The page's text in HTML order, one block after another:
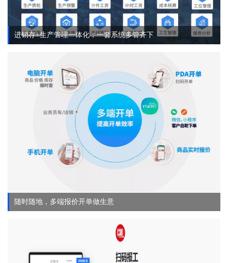
进销存+生产管理一体化，一套系统多管齐下
随时随地，多端报价开单做生意